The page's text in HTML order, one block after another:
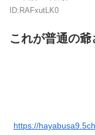
ID:RAFxutLK0
これが普通の
https://